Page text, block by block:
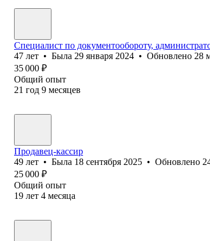
Специалист по документообороту,
47 лет • Была 29 января 2024 • Обновлено 28
35 000 ₽
Общий опыт
21 год 9 месяцев
Продавец-кассир
49 лет • Была 18 сентября 2025 • Обновлено
25 000 ₽
Общий опыт
19 лет 4 месяца